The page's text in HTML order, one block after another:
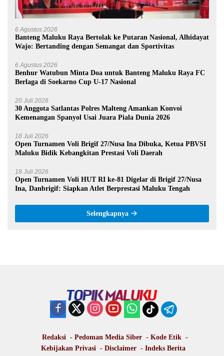
6 Agustus 2026
Banteng Maluku Raya Bertolak ke Putaran Nasional, Alhidayat
Wajo: Bertanding dengan Semangat dan Sportivitas
6 Agustus 2026
Benhur Watubun Minta Doa untuk Banteng Maluku Raya FC
Berlaga di Soekarno Cup U-17 Nasional
20 Juli 2026
30 Anggota Satlantas Polres Malteng Amankan Konvoi
Kemenangan Spanyol Usai Juara Piala Dunia 2026
18 Juli 2026
Open Turnamen Voli Brigif 27/Nusa Ina Dibuka, Ketua PBVSI
Maluku Bidik Kebangkitan Prestasi Voli Daerah
18 Juli 2026
Open Turnamen Voli HUT RI ke-81 Digelar di Brigif 27/Nusa
Ina, Danbrigif: Siapkan Atlet Berprestasi Maluku Tengah
Selengkapnya
Redaksi Pedoman Media Siber
Kode Etik
Kebijakan Privasi
Disclaimer Indeks Berita